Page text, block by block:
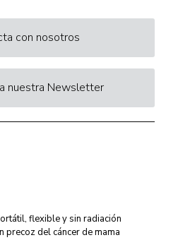
con nosotros
nuestra Newsletter
flexible y sin radiación
precoz del cáncer de mama